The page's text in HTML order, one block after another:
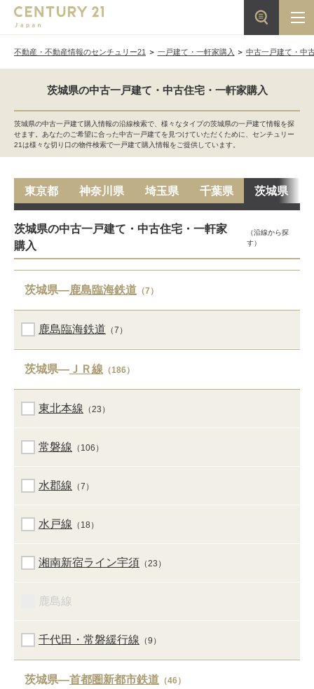
不動産・不動産情報のセンチュリー21 一戸建て・一軒家購入 中古一戸建て・中
茨城県の中古一戸建て・中古住宅・一軒家購入
茨城県の中古一戸建て購入情報の沿線検索で、様々なタイプの茨城県の一戸建て情報を探
せます。あなたのご希望に合った中古一戸建てを見つけていただくために、センチュリー
21は様々な切り口の物件検索で一戸建て購入情報をご提供しています。
東京都 神奈川県 埼玉県 千葉県 茨城県
茨城県の中古一戸建て・中古住宅・一軒家
購入
（沿線から探
す）
茨城県―鹿島臨海鉄道 （7）
鹿島臨海鉄道 （7）
茨城県― ＪＲ線 （186）
東北本線 （23）
常磐線 （106）
水郡線 （7）
水戸線 （18）
湘南新宿ライン宇須 （23）
鹿島線
千代田・常磐緩行線 （9）
茨城県―首都圏新都市鉄道 （46）